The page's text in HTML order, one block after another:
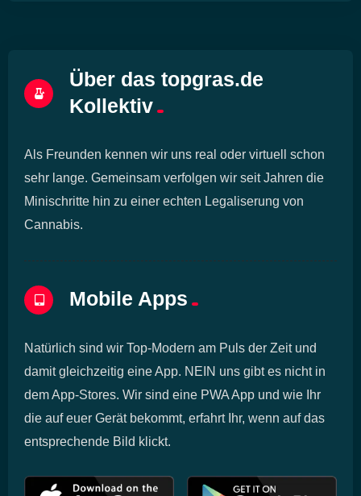
Über das topgras.de
Kollektiv
Als Freunden kennen wir uns real oder virtuell schon
sehr lange. Gemeinsam verfolgen wir seit Jahren die
Minischritte hin zu einer echten Legaliserung von
Cannabis.
Mobile Apps
Natürlich sind wir Top-Modern am Puls der Zeit und
damit gleichzeitig eine App. NEIN uns gibt es nicht in
dem App-Stores. Wir sind eine PWA App und wie Ihr
die auf euer Gerät bekommt, erfahrt Ihr, wenn auf das
entsprechende Bild klickt.